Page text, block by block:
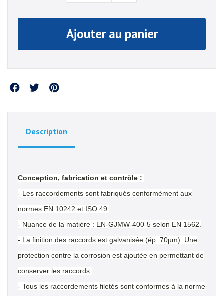
Ajouter au panier
Partager
Description
Conception, fabrication et contrôle :
- Les raccordements sont fabriqués conformément aux
normes EN 10242 et ISO 49.
- Nuance de la matière : EN-GJMW-400-5 selon EN 1562.
- La finition des raccords est galvanisée (ép. 70µm). Une
protection contre la corrosion est ajoutée en permettant de
conserver les raccords.
- Tous les raccordements filetés sont conformes à la norme